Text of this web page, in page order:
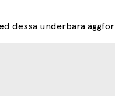
dessa underbara